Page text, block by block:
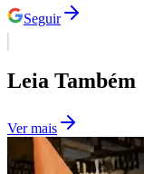
Seguir
Leia Também
Ver mais